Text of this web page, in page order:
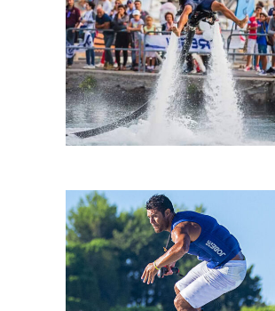
ISTRUTTORI
CERTIFICATI